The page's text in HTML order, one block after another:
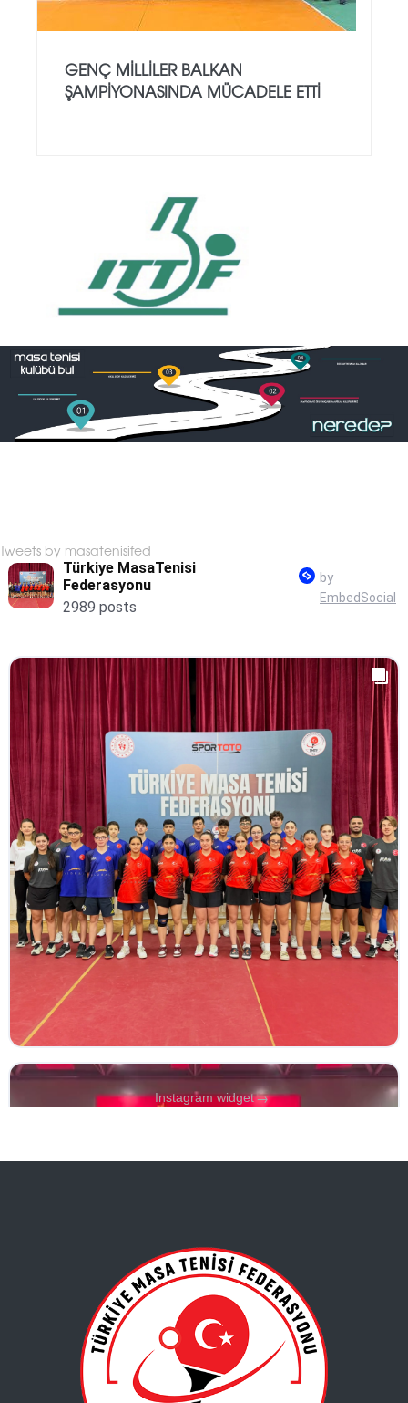
GENÇ MILLILER BALKAN
ŞAMPIYONASINDA MÜCADELE ETTI
Tweets by masatenisifed
Instagram widget→